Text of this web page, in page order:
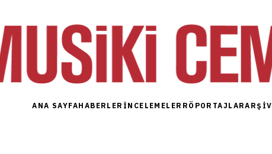
ANA SAYFAHABERLER İNCELEMELER RÖPORTAJLARARŞIV